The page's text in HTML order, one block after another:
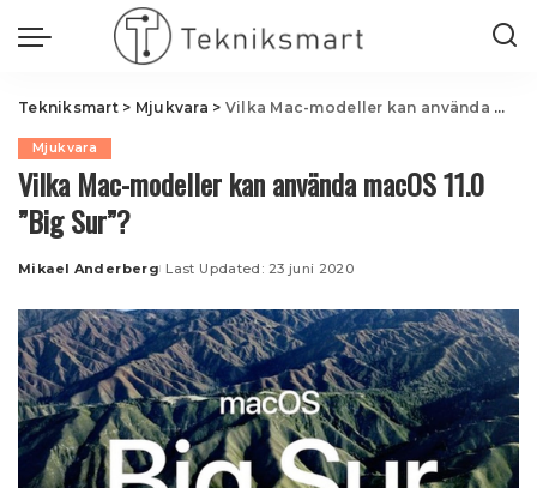
Tekniksmart> Mjukvara > Vilka Mac-modeller kan använda macOS 11.0 ”Big Sur”?
Mjukvara
Vilka Mac-modeller kan använda macOS 11.0
”Big Sur”?
Posted
Mikael Anderberg Last Updated: 23 juni 2020